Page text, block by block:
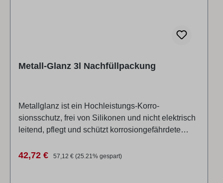
Metall-Glanz 3l Nachfüllpackung
Metallglanz ist ein Hochleistungs-Korro­
sionsschutz, frei von ­Sili­konen und nicht elektrisch
leitend, pflegt und schützt korro­sion­ge­fähr­dete
Textilien, Kunststoffe, Gummi und Farben.
Verkaufspreis:
42,72 € Regulärer Preis:
57,12 € (25.21% gespart)